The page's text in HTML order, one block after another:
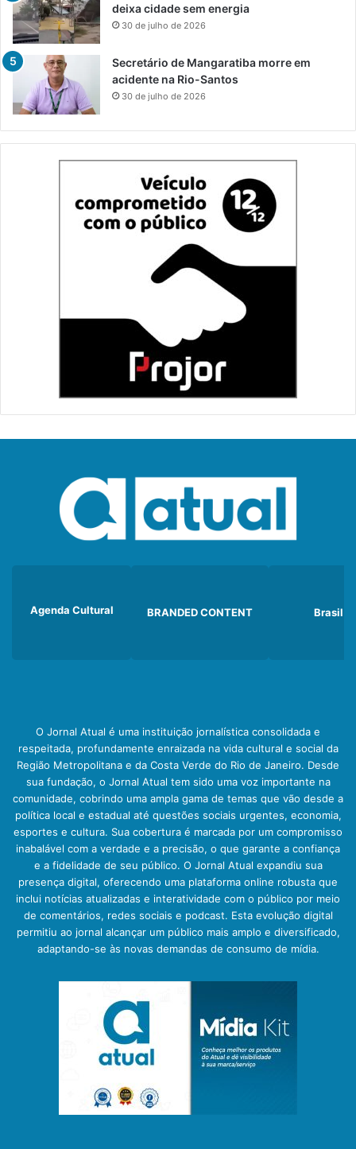
deixa cidade sem energia
30 de julho de 2026
Secretário de Mangaratiba morre em
acidente na Rio-Santos
30 de julho de 2026
Agenda Cultural BRANDED CONTENT Brasil
O Jornal Atual é uma instituição jornalística consolidada e
respeitada, profundamente enraizada na vida cultural e social da
Região Metropolitana e da Costa Verde do Rio de Janeiro. Desde
sua fundação, o Jornal Atual tem sido uma voz importante na
comunidade, cobrindo uma ampla gama de temas que vão desde a
política local e estadual até questões sociais urgentes, economia,
esportes e cultura. Sua cobertura é marcada por um compromisso
inabalável com a verdade e a precisão, o que garante a confiança
e a fidelidade de seu público. O Jornal Atual expandiu sua
presença digital, oferecendo uma plataforma online robusta que
inclui notícias atualizadas e interatividade com o público por meio
de comentários, redes sociais e podcast. Esta evolução digital
permitiu ao jornal alcançar um público mais amplo e diversificado,
adaptando-se às novas demandas de consumo de mídia.